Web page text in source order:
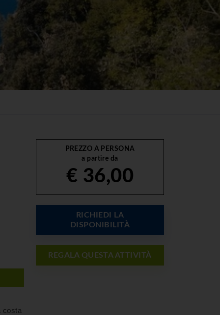
costa
PREZZO A PERSONA
a partire da
€ 36,00
RICHIEDI LA
DISPONIBILITÀ
REGALA QUESTA ATTIVITÀ